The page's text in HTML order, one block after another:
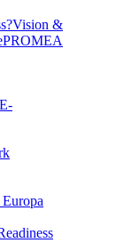
Vision &
PROMEA